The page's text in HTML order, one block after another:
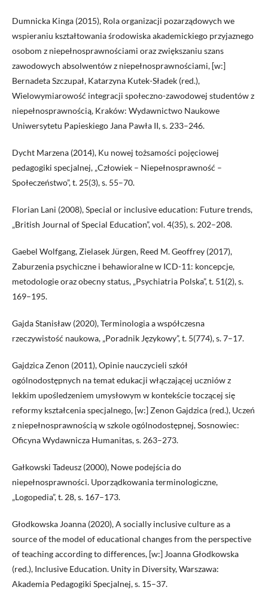
Dumnicka Kinga (2015), Rola organizacji pozarządowych we
wspieraniu kształtowania środowiska akademickiego przyjaznego
osobom z niepełnosprawnościami oraz zwiększaniu szans
zawodowych absolwentów z niepełnosprawnościami, [w:]
Bernadeta Szczupał, Katarzyna Kutek-Sładek (red.),
Wielowymiarowość integracji społeczno-zawodowej studentów z
niepełnosprawnością, Kraków: Wydawnictwo Naukowe
Uniwersytetu Papieskiego Jana Pawła II, s. 233–246.
Dycht Marzena (2014), Ku nowej tożsamości pojęciowej
pedagogiki specjalnej, „Człowiek – Niepełnosprawność –
Społeczeństwo”, t. 25(3), s. 55–70.
Florian Lani (2008), Special or inclusive education: Future trends,
„British Journal of Special Education”, vol. 4(35), s. 202–208.
Gaebel Wolfgang, Zielasek Jürgen, Reed M. Geoffrey (2017),
Zaburzenia psychiczne i behawioralne w ICD-11: koncepcje,
metodologie oraz obecny status, „Psychiatria Polska”, t. 51(2), s.
169–195.
Gajda Stanisław (2020), Terminologia a współczesna
rzeczywistość naukowa, „Poradnik Językowy”, t. 5(774), s. 7–17.
Gajdzica Zenon (2011), Opinie nauczycieli szkół
ogólnodostępnych na temat edukacji włączającej uczniów z
lekkim upośledzeniem umysłowym w kontekście toczącej się
reformy kształcenia specjalnego, [w:] Zenon Gajdzica (red.), Uczeń
z niepełnosprawnością w szkole ogólnodostępnej, Sosnowiec:
Oficyna Wydawnicza Humanitas, s. 263–273.
Gałkowski Tadeusz (2000), Nowe podejścia do
niepełnosprawności. Uporządkowania terminologiczne,
„Logopedia”, t. 28, s. 167–173.
Głodkowska Joanna (2020), A socially inclusive culture as a
source of the model of educational changes from the perspective
of teaching according to differences, [w:] Joanna Głodkowska
(red.), Inclusive Education. Unity in Diversity, Warszawa:
Akademia Pedagogiki Specjalnej, s. 15–37.